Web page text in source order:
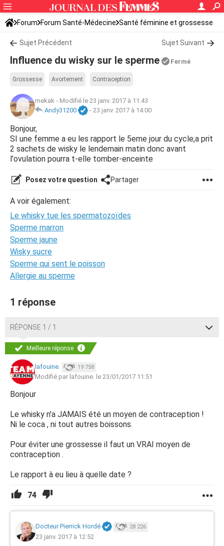
Forum Forum Santé-Médecine Santé féminine et grossesse
Infertilité
Sujet Précédent Sujet Suivant
Influence du wisky sur le sperme Fermé
Grossesse Avortement Contraception
mekak - Modifié le 23 janv. 2017 à 11:43
Andy31200
- 23 janv. 2017 à 14:00
Bonjour,
SI une femme a eu les rapport le 5eme jour du cycle,a prit
2 sachets de wisky le lendemain matin donc avant
l'ovulation pourra t-elle tomber-enceinte
Posez votre question Partager
A voir également:
Le whisky tue les spermatozoïdes
Sperme marron
Sperme jaune
Wisky sucre
Sperme qui sent le poisson
Allergie au sperme
1 réponse
RÉPONSE 1 / 1
Meilleure réponse
lafouine. 19 758
Modifié par lafouine. le 23/01/2017 11:51
Bonjour
Le whisky n'a JAMAIS été un moyen de contraception !
Ni le coca , ni tout autres boissons.
Pour éviter une grossesse il faut un VRAI moyen de
contraception .
Le rapport à eu lieu à quelle date ?
74
Docteur Pierrick Hordé 28 226
23 janv. 2017 à 12:52